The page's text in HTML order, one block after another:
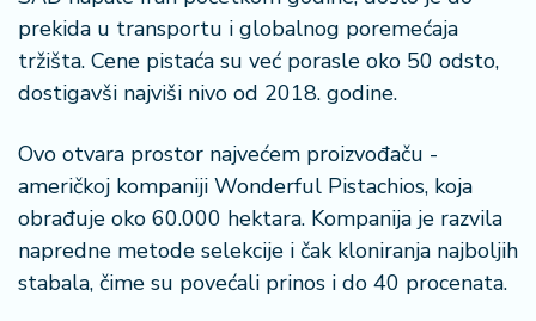
prekida u transportu i globalnog poremećaja
tržišta. Cene pistaća su već porasle oko 50 odsto,
dostigavši najviši nivo od 2018. godine.
Ovo otvara prostor najvećem proizvođaču -
američkoj kompaniji Wonderful Pistachios, koja
obrađuje oko 60.000 hektara. Kompanija je razvila
napredne metode selekcije i čak kloniranja najboljih
stabala, čime su povećali prinos i do 40 procenata.